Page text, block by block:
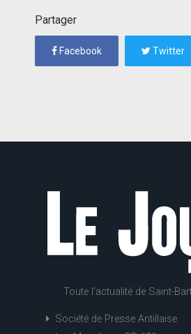
Partager
Facebook Twitter
Toute l'actualité de Saint-
Société de Presse Antillaise